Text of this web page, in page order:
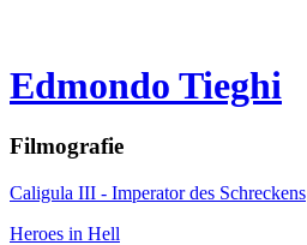
Edmondo Tieghi
Filmografie
Caligula III - Imperator des Schreckens
Heroes in Hell